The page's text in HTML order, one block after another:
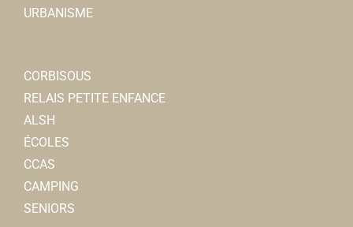
URBANISME
CORBISOUS
RELAIS PETITE ENFANCE
ALSH
ÉCOLES
CCAS
CAMPING
SENIORS